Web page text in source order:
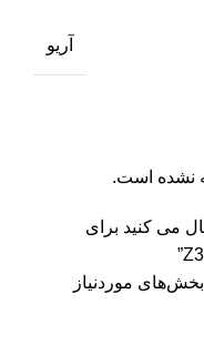
آریو
نشده است.
می کنید برای
بخش‌های موردنیاز